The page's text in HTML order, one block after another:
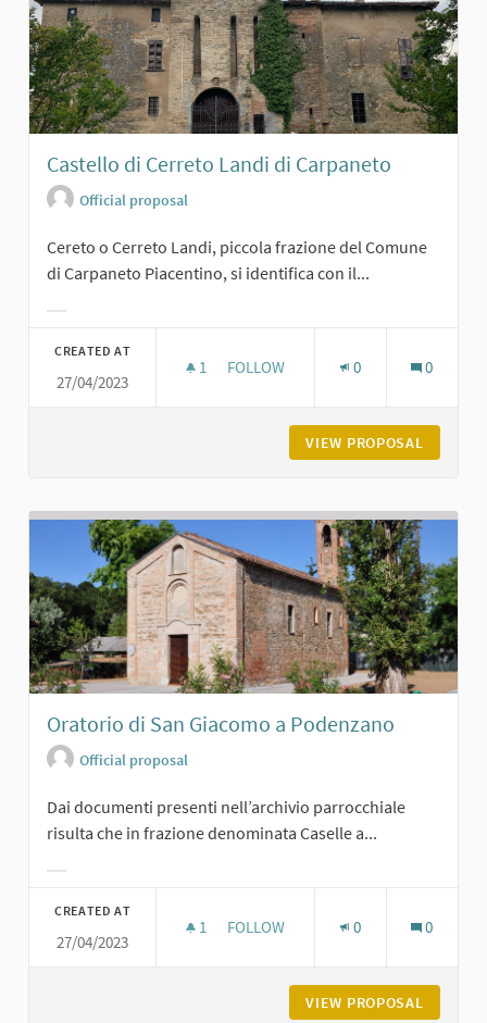
Castello di Cerreto Landi di Carpaneto
Official proposal
Cereto o Cerreto Landi, piccola frazione del Comune
di Carpaneto Piacentino, si identifica con il...
CREATED AT
27/04/2023
1 1 FOLLOWER
FOLLOW 0 0
VIEW PROPOSAL
Oratorio di San Giacomo a Podenzano
Official proposal
Dai documenti presenti nell’archivio parrocchiale
risulta che in frazione denominata Caselle a...
CREATED AT
27/04/2023
1 1 FOLLOWER
FOLLOW 0 0
VIEW PROPOSAL